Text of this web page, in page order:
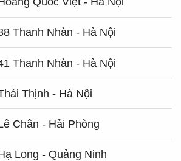
Thanh Nhàn - Hà Nội
Thanh Nhàn - Hà Nội
Thịnh - Hà Nội
Chân - Hải Phòng
Long - Quảng Ninh